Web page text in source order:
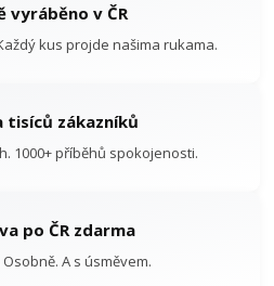
vyráběno v ČR
kus projde našima rukama.
tisíců zákazníků
1000+ příběhů spokojenosti.
po ČR zdarma
A s úsměvem.